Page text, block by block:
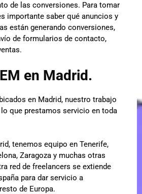
de las conversiones. Para tomar
importante saber qué anuncios y
están generando conversiones,
de formularios de contacto,
en Madrid.
en Madrid, nuestro trabajo
que prestamos servicio en toda
tenemos equipo en Tenerife,
Zaragoza y muchas otras
red de freelancers se extiende
para dar servicio a
de Europa.